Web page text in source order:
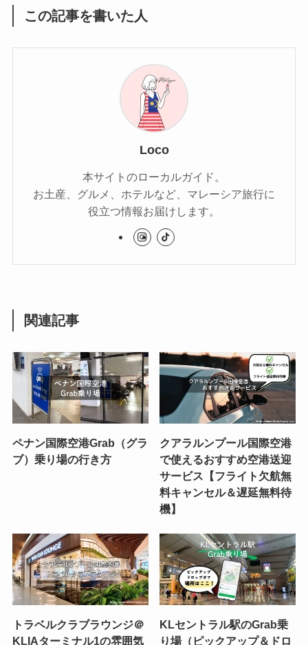
この記事を書いた人
Loco
本サイトのローカルガイド。
お土産、グルメ、ホテルなど、マレーシア旅行に
役立つ情報お届けします。
関連記事
ペナン国際空港Grab（グラ
ブ）乗り場の行き方
クアラルンプール国際空港
で使えるおすすめ空港送迎
サービス【フライト欠航無
料キャンセル＆遅延無料待
機】
トラベルクラブラウンジ＠
KLIAターミナル1の雰囲気
KLセントラル駅のGrab乗
り場（ピックアップ＆ドロ